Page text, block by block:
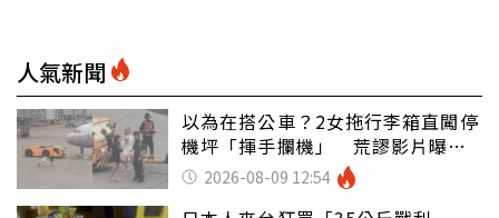
人氣新聞
以為在搭公車？2女拖行李箱直闖停
機坪「揮手攔機」 荒謬影片曝網
傻眼2026-08-09 12:54